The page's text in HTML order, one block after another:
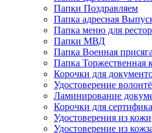
Папки Поздравляем
Папка адресная
Папка меню для
Папки МВД
Папка Военная присяга
Папка Торжественная
Корочки для
Удостоверение
Ламинирование
Корочки для
Удостоверения из кожи
Удостоверение из